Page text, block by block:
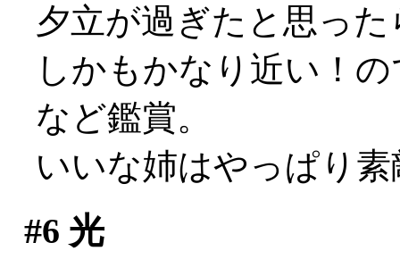
夕立が過ぎたと思っ
しかもかなり近い！
など鑑賞。
いいな姉はやっぱり
#6 光